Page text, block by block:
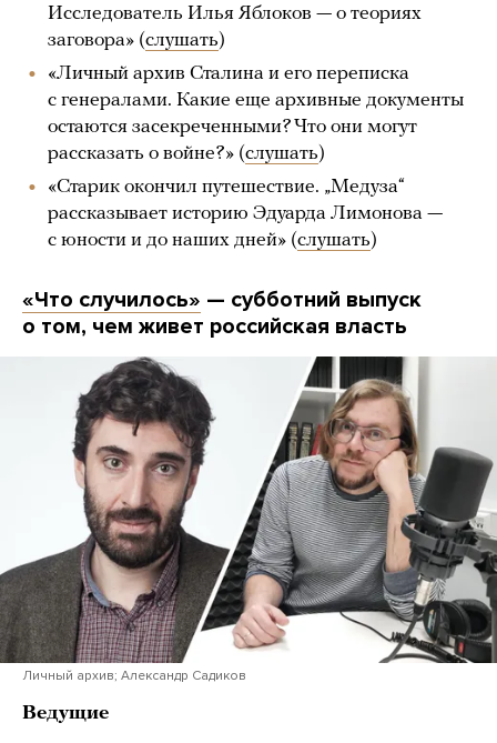
Исследователь Илья Яблоков — о теориях
заговора» (слушать)
«Личный архив Сталина и его переписка
с генералами. Какие еще архивные документы
остаются засекреченными? Что они могут
рассказать о войне?» (слушать)
«Старик окончил путешествие. „Медуза“
рассказывает историю Эдуарда Лимонова —
с юности и до наших дней» (слушать)
«Что случилось» — субботний выпуск
о том, чем живет российская власть
Личный архив; Александр Садиков
Ведущие